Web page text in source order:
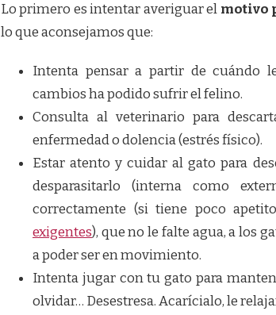
Lo primero es intentar averiguar el motivo
lo que aconsejamos que:
Intenta pensar a partir de cuándo
cambios ha podido sufrir el felino.
Consulta al veterinario para
enfermedad o dolencia (estrés físico).
Estar atento y cuidar al gato para
desparasitarlo (interna como
correctamente (si tiene poco
exigentes), que no le falte agua, a los
a poder ser en movimiento.
Intenta jugar con tu gato para
olvidar… Desestresa. Acarícialo, le